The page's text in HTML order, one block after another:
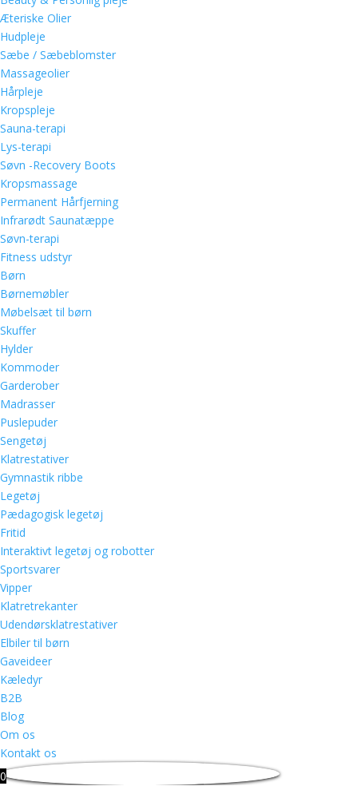
Æteriske Olier
Hudpleje
Sæbe / Sæbeblomster
Massageolier
Hårpleje
Kropspleje
Sauna-terapi
Lys-terapi
Søvn -Recovery Boots
Kropsmassage
Permanent Hårfjerning
Infrarødt Saunatæppe
Søvn-terapi
Fitness udstyr
Børn
Børnemøbler
Møbelsæt til børn
Skuffer
Hylder
Kommoder
Garderober
Madrasser
Puslepuder
Sengetøj
Klatrestativer
Gymnastik ribbe
Legetøj
Pædagogisk legetøj
Fritid
Interaktivt legetøj og robotter
Sportsvarer
Vipper
Klatretrekanter
Udendørsklatrestativer
Elbiler til børn
Gaveideer
Kæledyr
B2B
Blog
Om os
Kontakt os
0